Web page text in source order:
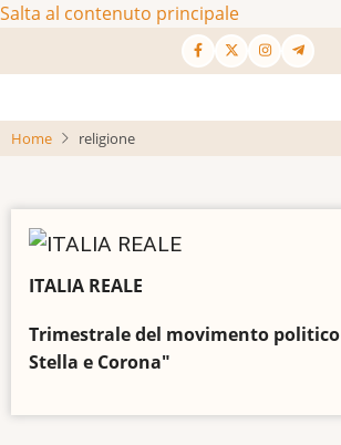
Salta al contenuto principale
Home religione
ITALIA REALE
Trimestrale del movimento
Stella e Corona"